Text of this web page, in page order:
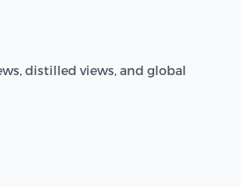
distilled views, and global